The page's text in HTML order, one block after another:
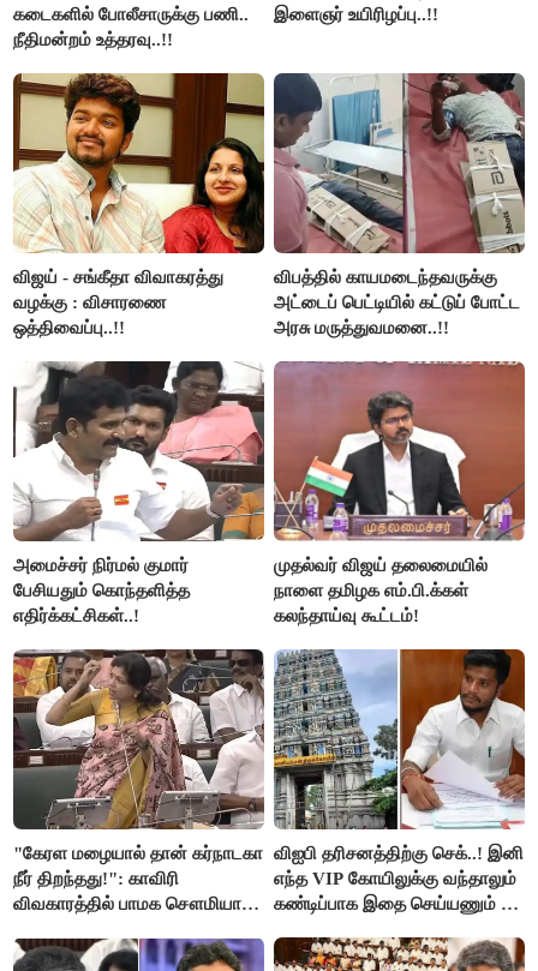
கடைகளில் போலீசாருக்கு பணி..
நீதிமன்றம் உத்தரவு..!!
இளைஞர் உயிரிழப்பு..!!
விஜய் - சங்கீதா விவாகரத்து
வழக்கு : விசாரணை
ஒத்திவைப்பு..!!
விபத்தில் காயமடைந்தவருக்கு
அட்டைப் பெட்டியில் கட்டுப் போட்ட
அரசு மருத்துவமனை..!!
அமைச்சர் நிர்மல் குமார்
பேசியதும் கொந்தளித்த
எதிர்க்கட்சிகள்..!
முதல்வர் விஜய் தலைமையில்
நாளை தமிழக எம்.பி.க்கள்
கலந்தாய்வு கூட்டம்!
"கேரள மழையால் தான் கர்நாடகா
நீர் திறந்தது!": காவிரி
விவகாரத்தில் பாமக சௌமியா
விஐபி தரிசனத்திற்கு செக்..! இனி
எந்த VIP கோயிலுக்கு வந்தாலும்
கண்டிப்பாக இதை செய்யணும் -